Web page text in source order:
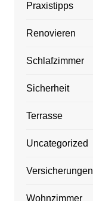
Praxistipps
Renovieren
Schlafzimmer
Sicherheit
Terrasse
Uncategorized
Versicherungen
Wohnzimmer